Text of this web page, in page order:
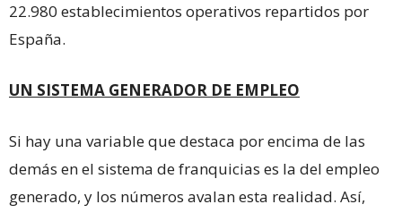
22.980 establecimientos operativos repartidos por
España.
UN SISTEMA GENERADOR DE EMPLEO
Si hay una variable que destaca por encima de las
demás en el sistema de franquicias es la del empleo
generado, y los números avalan esta realidad. Así,